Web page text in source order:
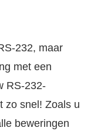
232, maar
met een
RS-232-
zo snel! Zoals u
beweringen